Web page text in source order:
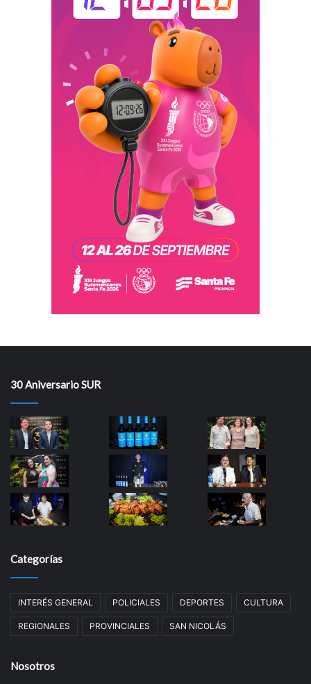
30 Aniversario SUR
Categorías
INTERÉS GENERAL POLICIALES DEPORTES CULTURA
REGIONALES PROVINCIALES SAN NICOLÁS
Nosotros